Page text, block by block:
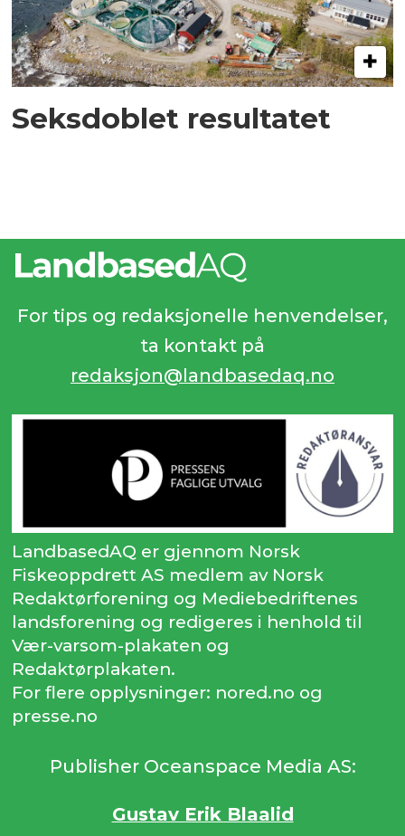
Seksdoblet resultatet
For tips og redaksjonelle henvendelser,
ta kontakt på
redaksjon@landbasedaq.no
LandbasedAQ er gjennom Norsk
Fiskeoppdrett AS medlem av Norsk
Redaktørforening og Mediebedriftenes
landsforening og redigeres i henhold til
Vær-varsom-plakaten og
Redaktørplakaten.
For flere opplysninger: nored.no og
presse.no
Publisher Oceanspace Media AS:
Gustav Erik Blaalid